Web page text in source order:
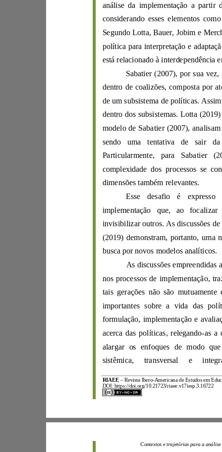
RIAEE –R evista Ibero-A mericana de Estudos em Ed
DOI: https://d oi.org/10.21723/riaee.v17iesp.3.16722
análise da i mp
considerando esses elementos co
Segundo
Lotta, Bauer, Jo bim e
po lí ti
está relacionado
à interdependência
Sabati er ( 2007 ), por sua vez,
de um
dentro dos subsis
temas. Lotta ( 2019)
modelo de
Sabatier ( 2007
Particula rmente, para S abati er (
dimensões também relevantes.
Esse desafio é
implemen
tação que, ao
invisibilizar outros. As discussões de
( 2019
) demonstram, por
bu
sca p or novos modelos analítico s.
nos processos de im
tais geraçõ
es
formulação, impleme
acerca
das políticas, relegan do-
sistêmi
Contextos e trajetó